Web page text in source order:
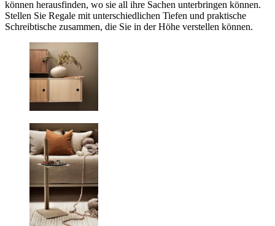
können herausfinden, wo sie all ihre Sachen unterbringen können.
Stellen Sie Regale mit unterschiedlichen Tiefen und praktische
Schreibtische zusammen, die Sie in der Höhe verstellen können.